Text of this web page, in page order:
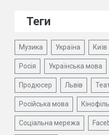
Теги
Музика Україна Київ
Росія Українська мова
Продюсер Львів
Російська мова
Соціальна мережа